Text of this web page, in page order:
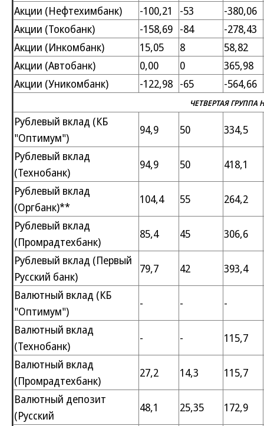
Акции (Нефтехимбанк)
-100,21 -53
-380,06
Акции (Токобанк)
-158,69 -84
-278,43
Акции (Инкомбанк)
15,05 8
58,82
Акции (Автобанк)
0,00 0
365,98
Акции (Уникомбанк)
-122,98 -65 -564,66
ЧЕТВЕРТАЯ
Рублевый вклад (КБ
"Оптимум")
94,9 50
334,5
Рублевый вклад
(Технобанк)
94,9 50
418,1
Рублевый вклад
(Оргбанк)**
104,4 55
264,2
Рублевый вклад
(Промрадтехбанк)
85,4 45
306,6
Рублевый вклад (Первый
Русский банк)
79,7 42
393,4
Валютный вклад (КБ
"Оптимум")
- -
-
Валютный вклад
(Технобанк)
- -
115,7
Валютный вклад
(Промрадтехбанк)
27,2 14,3
115,7
Валютный депозит
(Русский
48,1 25,35
172,9